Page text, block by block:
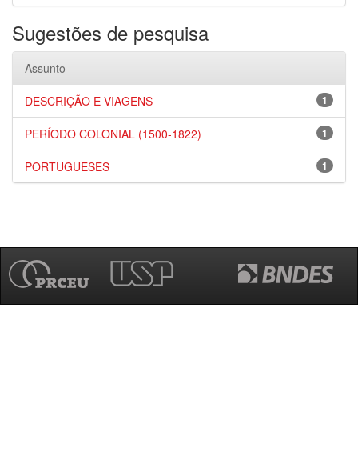
Sugestões de pesquisa
Assunto
1
DESCRIÇÃO E VIAGENS
1
PERÍODO COLONIAL (1500-1822)
1
PORTUGUESES